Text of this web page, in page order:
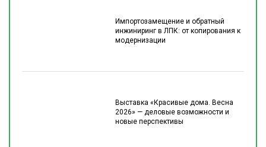
Импортозамещение и обратный
инжиниринг в ЛПК: от копирования к
модернизации
Выставка «Красивые дома. Весна
2026» — деловые возможности и
новые перспективы